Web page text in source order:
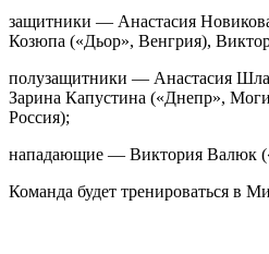
защитники — Анастасия
Козюпа («Дьор», Венгрия),
полузащитники — Анастасия
Зарина Капустина («Днепр»,
Россия);
нападающие — Виктория Валюк
Команда будет тренироваться в